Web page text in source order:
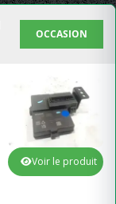
OCCASION
Voir le produit